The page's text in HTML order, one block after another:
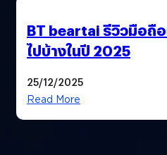
BT beartai รีวิวมือถือ
ไปบ้างในปี 2025
25/12/2025
Read More